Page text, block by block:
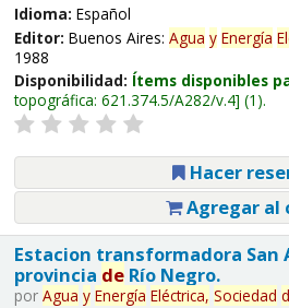
Idioma: Español
Editor: Buenos Aires: Agua y Energía
1988
Disponibilidad: Ítems disponibles
topográfica: 621.374.5/A282/v.4 (1).
Hacer
Agregar al
Estacion transformadora San
provincia deRío Negro.
por Agua y Energía Eléctrica, Sociedad